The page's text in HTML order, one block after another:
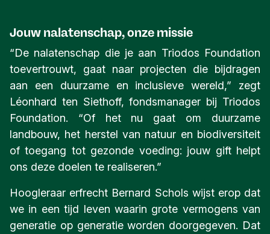
Jouw nalatenschap, onze missie
“De nalatenschap die je aan Triodos Foundation
toevertrouwt, gaat naar projecten die bijdragen
aan een duurzame en inclusieve wereld,” zegt
Léonhard ten Siethoff, fondsmanager bij Triodos
Foundation. “Of het nu gaat om duurzame
landbouw, het herstel van natuur en biodiversiteit
of toegang tot gezonde voeding: jouw gift helpt
ons deze doelen te realiseren.”​​​​​​​
Hoogleraar erfrecht Bernard Schols wijst erop dat
we in een tijd leven waarin grote vermogens van
generatie op generatie worden doorgegeven. Dat